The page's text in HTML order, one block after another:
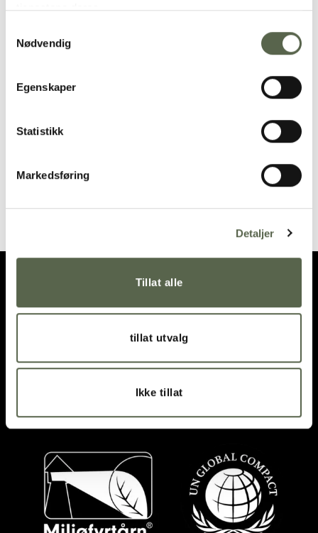
tjenestene deres.
Nødvendig
Egenskaper
Statistikk
Markedsføring
Detaljer
Tillat alle
tillat utvalg
Ikke tillat
RELATED PRODUCTS
Fork
Cutlery